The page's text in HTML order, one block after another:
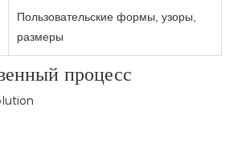
Пользовательские формы, узоры,
размеры
процесс